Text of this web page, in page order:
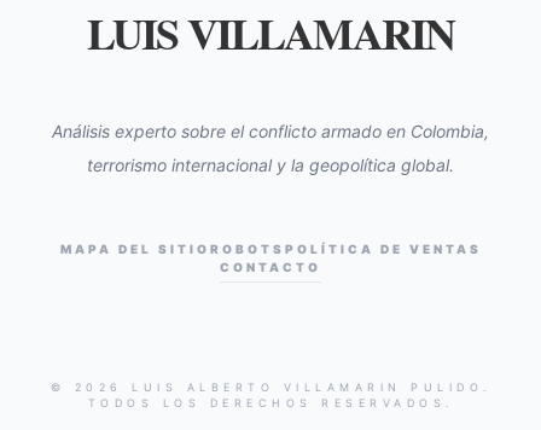
LUIS VILLAMARIN
Análisis experto sobre el conflicto armado en Colombia,
terrorismo internacional y la geopolítica global.
MAPA DEL SITIO ROBOTS POLÍTICA DE VENTAS
CONTACTO
© 2026 LUIS ALBERTO VILLAMARIN PULIDO.
TODOS LOS DERECHOS RESERVADOS.